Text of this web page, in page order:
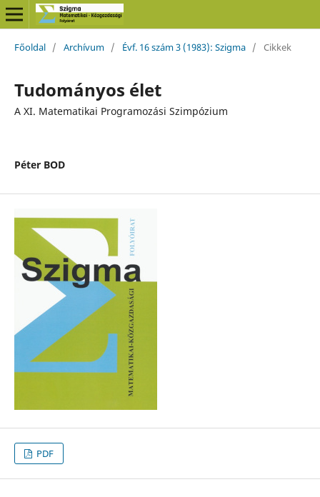
Főoldal / Archívum / Évf. 16 szám 3 (1983): Szigma / Cikkek
Tudományos élet
A XI. Matematikai Programozási Szimpózium
Péter BOD
PDF